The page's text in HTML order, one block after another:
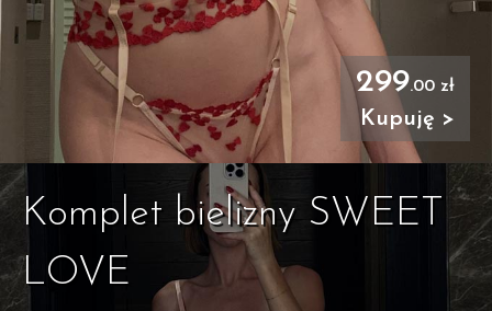
299.00 zł
Kupuję >
Komplet bielizny SWEET
LOVE